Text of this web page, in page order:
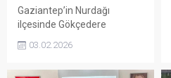
Gaziantep’in Nurdağı
ilçesinde Gökçedere
Kaçakçı, Kahramanmaraş
03.02.2026